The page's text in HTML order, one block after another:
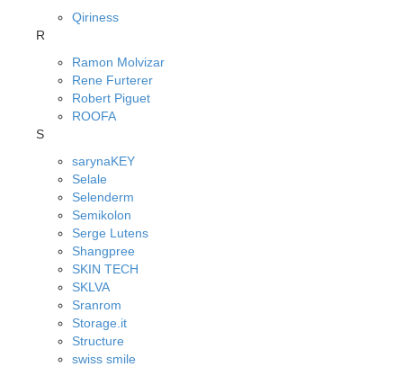
Qiriness
R
Ramon Molvizar
Rene Furterer
Robert Piguet
ROOFA
S
sarynaKEY
Selale
Selenderm
Semikolon
Serge Lutens
Shangpree
SKIN TECH
SKLVA
Sranrom
Storage.it
Structure
swiss smile